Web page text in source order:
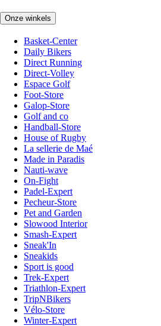
Onze winkels
Basket-Center
Daily Bikers
Direct Running
Direct-Volley
Espace Golf
Foot-Store
Galop-Store
Golf and co
Handball-Store
House of Rugby
La sellerie de Maé
Made in Paradis
Nauti-wave
On-Fight
Padel-Expert
Pecheur-Store
Pet and Garden
Slowood Interior
Smash-Expert
Sneak'In
Sneakids
Sport is good
Trek-Expert
Triathlon-Expert
TripNBikers
Vélo-Store
Winter-Expert